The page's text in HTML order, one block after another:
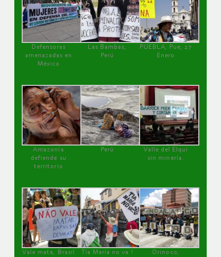
Defensoras
amenazadas en
México
Las Bambas,
Perú
PUEBLA, Pue, 27
Enero
Amazonía
defiende su
territorio
Perú
Valle del Elqui
sin minería.
Vale mata, Brasil Tía María no va ! Orinoco,